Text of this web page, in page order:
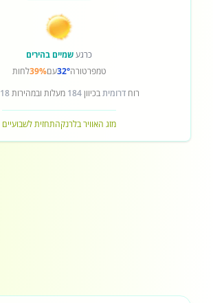
כרגעשמיים בהירים
טמפרטורה32°עם39%לחות
רוחדרומיתבכיוון184 מעלות ובמהירות18
מזג האוויר בלרנקהתחזית לשבועיים